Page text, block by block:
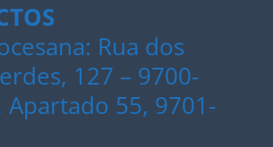
Rua dos
127 – 9700-
Apartado 55, 9701-